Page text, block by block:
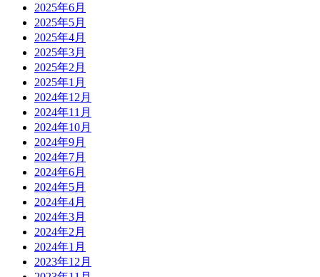
2025年6月
2025年5月
2025年4月
2025年3月
2025年2月
2025年1月
2024年12月
2024年11月
2024年10月
2024年9月
2024年7月
2024年6月
2024年5月
2024年4月
2024年3月
2024年2月
2024年1月
2023年12月